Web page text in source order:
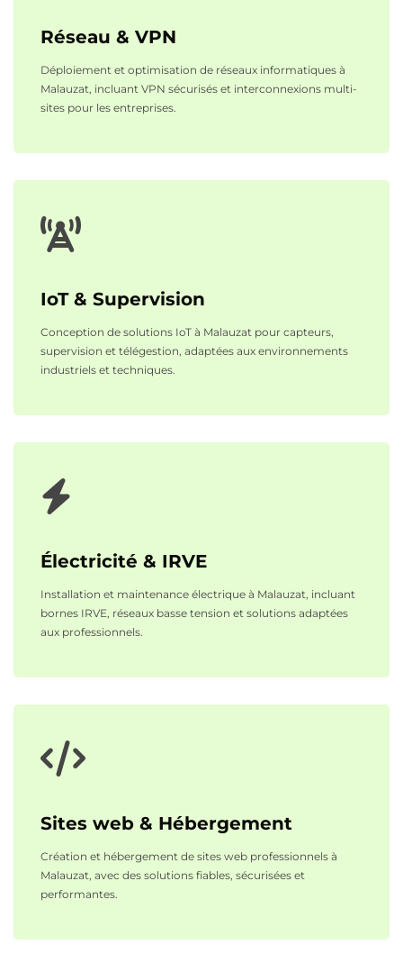
Réseau & VPN
Déploiement et optimisation de réseaux informatiques à
Malauzat, incluant VPN sécurisés et interconnexions multi-
sites pour les entreprises.
IoT & Supervision
Conception de solutions IoT à Malauzat pour capteurs,
supervision et télégestion, adaptées aux environnements
industriels et techniques.
Électricité & IRVE
Installation et maintenance électrique à Malauzat, incluant
bornes IRVE, réseaux basse tension et solutions adaptées
aux professionnels.
Sites web & Hébergement
Création et hébergement de sites web professionnels à
Malauzat, avec des solutions fiables, sécurisées et
performantes.